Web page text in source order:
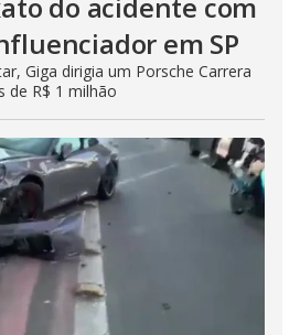
em SP
Giga dirigia um Porsche Carrera
de R$ 1 milhão